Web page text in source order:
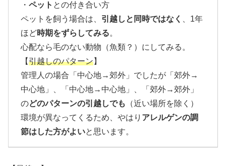
・ ペット との付き合い方
ペットを飼う場合は、 引越しと同時ではなく
、1年
ほど時期をずらしてみる。
心配なら毛のない動物（魚類？）にしてみる。
【引越しのパターン】
管理人の場合「中心地→郊外」でしたが「郊外→
中心地」、「中心地→中心地」、「郊外→郊外」
のどのパターンの引越しでも
（近い場所を除く）
環境が異なってくるため、やはり アレルゲンの調
節はした方がよいと思います。